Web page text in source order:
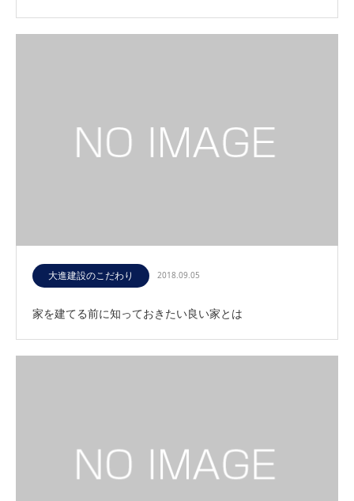
大進建設のこだわり 2018.09.05
家を建てる前に知っておきたい良い家とは